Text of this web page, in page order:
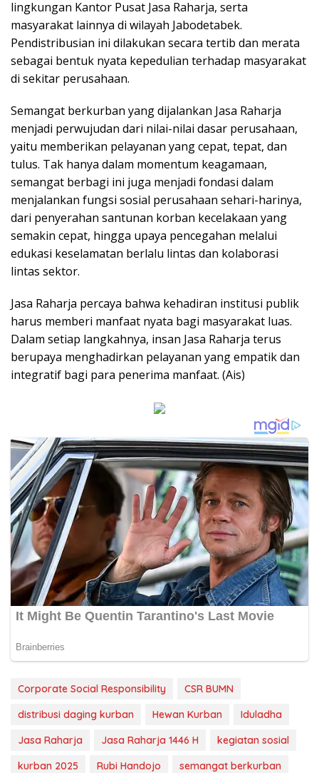
lingkungan Kantor Pusat Jasa Raharja, serta
masyarakat lainnya di wilayah Jabodetabek.
Pendistribusian ini dilakukan secara tertib dan merata
sebagai bentuk nyata kepedulian terhadap masyarakat
di sekitar perusahaan.
Semangat berkurban yang dijalankan Jasa Raharja
menjadi perwujudan dari nilai-nilai dasar perusahaan,
yaitu memberikan pelayanan yang cepat, tepat, dan
tulus. Tak hanya dalam momentum keagamaan,
semangat berbagi ini juga menjadi fondasi dalam
menjalankan fungsi sosial perusahaan sehari-harinya,
dari penyerahan santunan korban kecelakaan yang
semakin cepat, hingga upaya pencegahan melalui
edukasi keselamatan berlalu lintas dan kolaborasi
lintas sektor.
Jasa Raharja percaya bahwa kehadiran institusi publik
harus memberi manfaat nyata bagi masyarakat luas.
Dalam setiap langkahnya, insan Jasa Raharja terus
berupaya menghadirkan pelayanan yang empatik dan
integratif bagi para penerima manfaat. (Ais)
Corporate Social Responsibility
CSR BUMN
distribusi daging kurban
Hewan Kurban
Iduladha
Jasa Raharja
Jasa Raharja 1446 H
kegiatan sosial
kurban 2025
Rubi Handojo semangat berkurban